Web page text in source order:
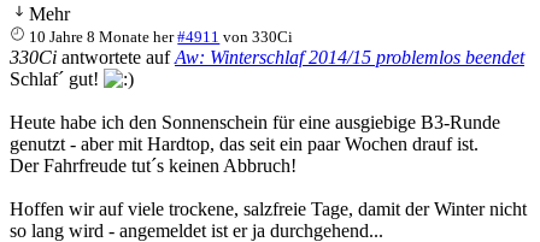
Mehr
10 Jahre 8 Monate her #4911 von330Ci
330Ci antwortete aufAw: Winterschlaf 2014/15 problemlos beendet
Schlaf´ gut!
Heute habe ich den Sonnenschein für eine ausgiebige B3-Runde
genutzt - aber mit Hardtop, das seit ein paar Wochen drauf ist.
Der Fahrfreude tut´s keinen Abbruch!
Hoffen wir auf viele trockene, salzfreie Tage, damit der Winter nicht
so lang wird - angemeldet ist er ja durchgehend...